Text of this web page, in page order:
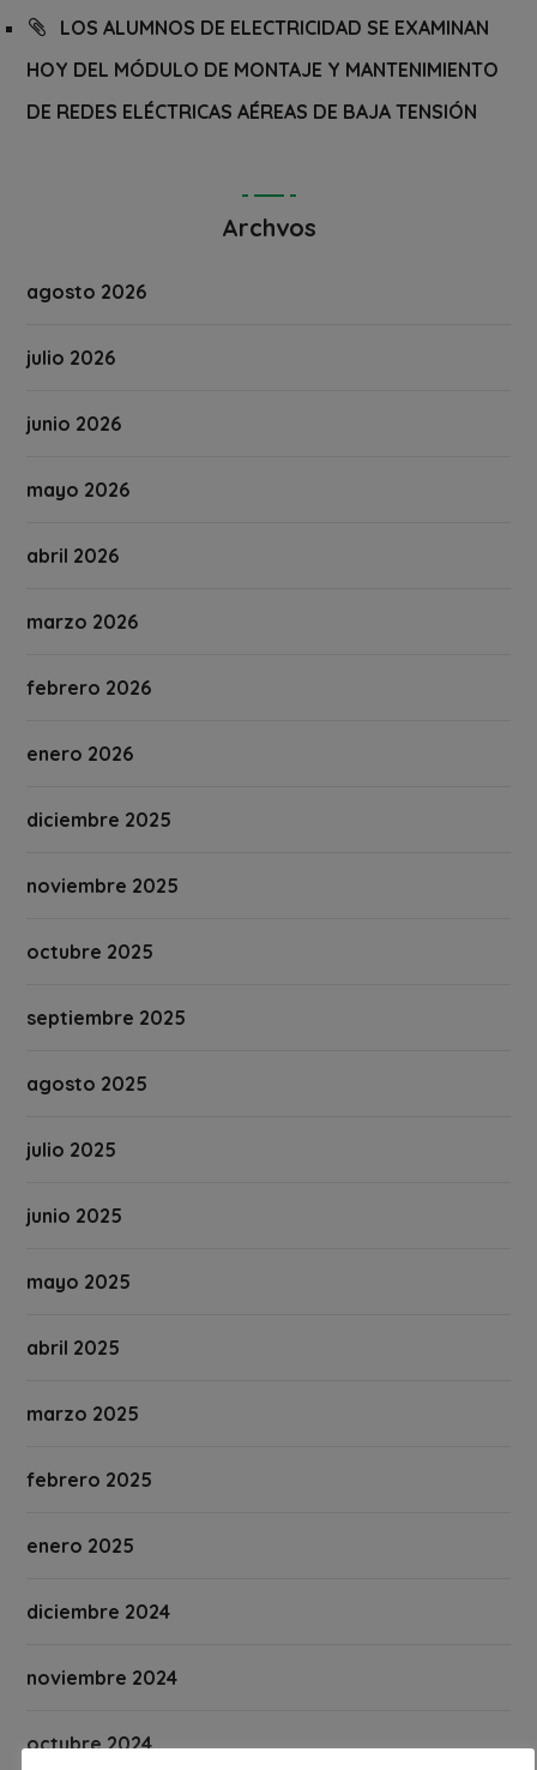
LOS ALUMNOS DE ELECTRICIDAD SE EXAMINAN
HOY DEL MÓDULO DE MONTAJE Y MANTENIMIENTO
DE REDES ELÉCTRICAS AÉREAS DE BAJA TENSIÓN
Archvos
agosto 2026
julio 2026
junio 2026
mayo 2026
abril 2026
marzo 2026
febrero 2026
enero 2026
diciembre 2025
noviembre 2025
octubre 2025
septiembre 2025
agosto 2025
julio 2025
junio 2025
mayo 2025
abril 2025
marzo 2025
febrero 2025
enero 2025
diciembre 2024
noviembre 2024
octubre 2024